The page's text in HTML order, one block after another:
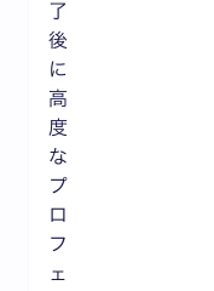
了
後
に
高
度
な
プ
ロ
フ
ェ